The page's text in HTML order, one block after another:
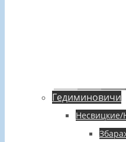
Гедиминовичи
Несвицкие/